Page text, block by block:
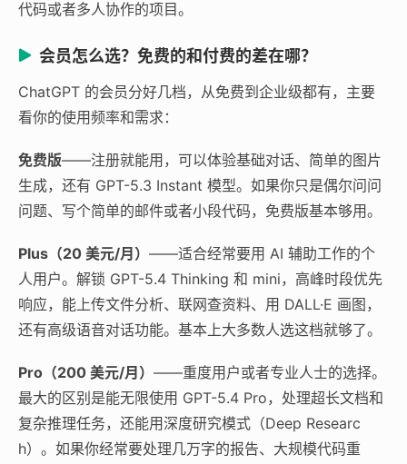
代码或者多人协作的项目。
会员怎么选？免费的和付费的差在哪？
ChatGPT 的会员分好几档，从免费到企业级都有，主要
看你的使用频率和需求：
免费版——注册就能用，可以体验基础对话、简单的图片
生成，还有 GPT-5.3 Instant 模型。如果你只是偶尔问问
问题、写个简单的邮件或者小段代码，免费版基本够用。
Plus（20 美元/月） ——适合经常要用 AI 辅助工作的个
人用户。解锁 GPT-5.4 Thinking 和 mini，高峰时段优先
响应，能上传文件分析、联网查资料、用 DALL·E 画图，
还有高级语音对话功能。基本上大多数人选这档就够了。
Pro（200 美元/月） ——重度用户或者专业人士的选择。
最大的区别是能无限使用 GPT-5.4 Pro，处理超长文档和
复杂推理任务，还能用深度研究模式（Deep Researc
h）。如果你经常要处理几万字的报告、大规模代码重